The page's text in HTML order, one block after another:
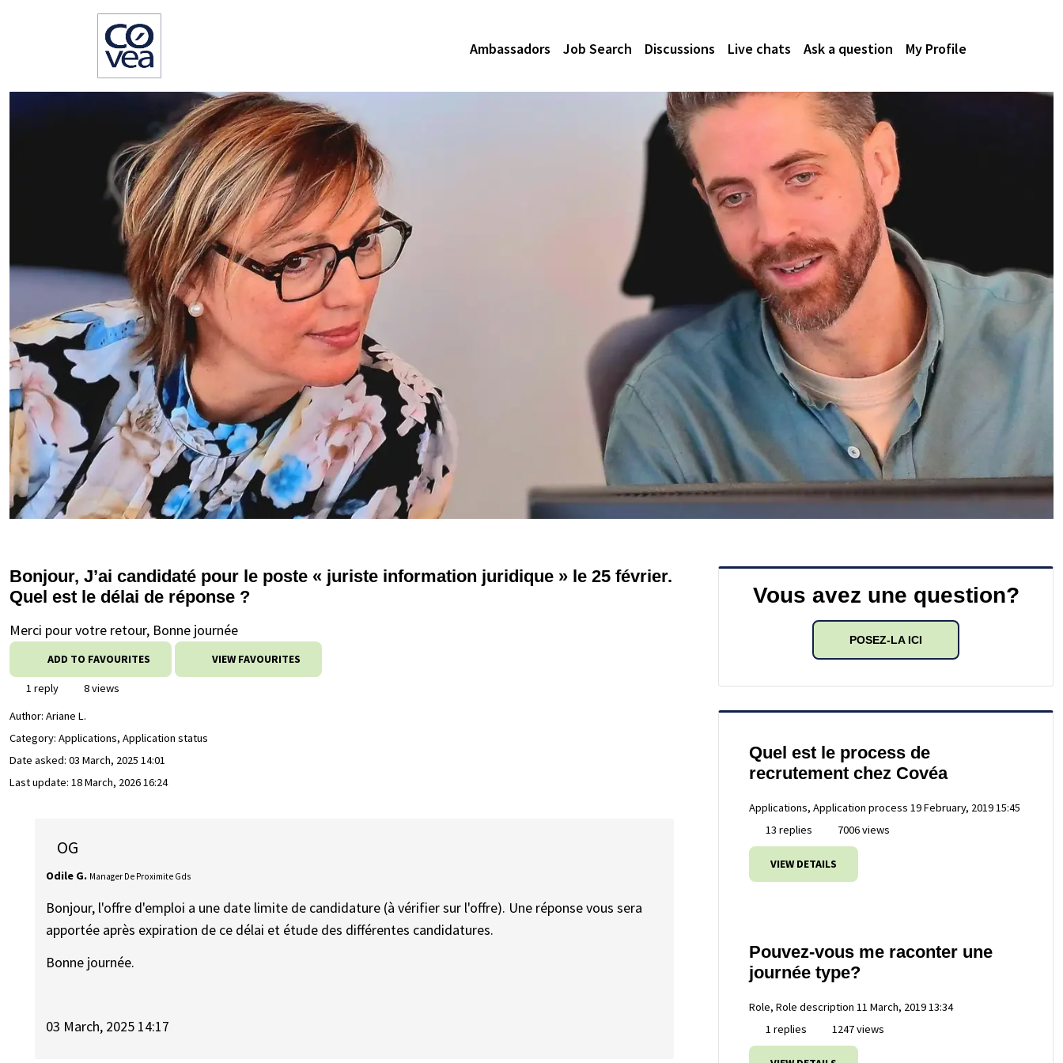
Ambassadors Job Search Discussions Live chats Ask a question My Profile
Bonjour, J’ai candidaté pour le poste « juriste information juridique » le 25 février.
Quel est le délai de réponse ?
Merci pour votre retour, Bonne journée
ADD TO FAVOURITES VIEW FAVOURITES
1 reply
8 views
Author: Ariane L.
Category: Applications, Application status
Date asked: 03 March, 2025 14:01
Last update: 18 March, 2026 16:24
OG
Odile G. Manager De Proximite Gds
Bonjour, l'offre d'emploi a une date limite de candidature (à vérifier sur l'offre). Une réponse vous sera
apportée après expiration de ce délai et étude des différentes candidatures.
Bonne journée.
03 March, 2025 14:17
Vous avez une question?
POSEZ-LA ICI
Quel est le process de
recrutement chez Covéa
Applications, Application process 19 February, 2019 15:45
13 replies
7006 views
VIEW DETAILS
Pouvez-vous me raconter une
journée type?
Role, Role description 11 March, 2019 13:34
1 replies
1247 views